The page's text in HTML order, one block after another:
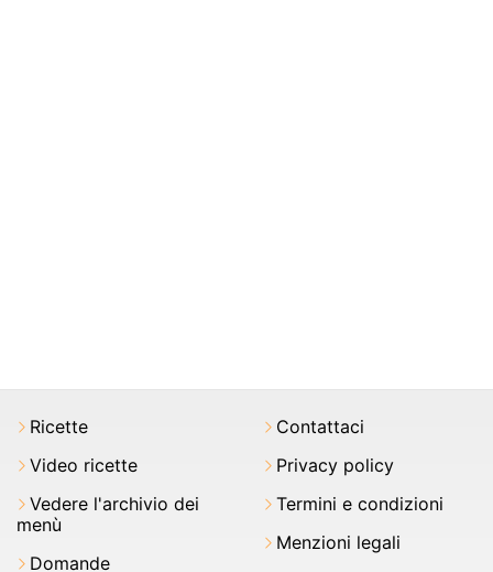
Ricette
Video ricette
Vedere l'archivio dei
menù
Domande
Contattaci
Privacy policy
Termini e condizioni
Menzioni legali